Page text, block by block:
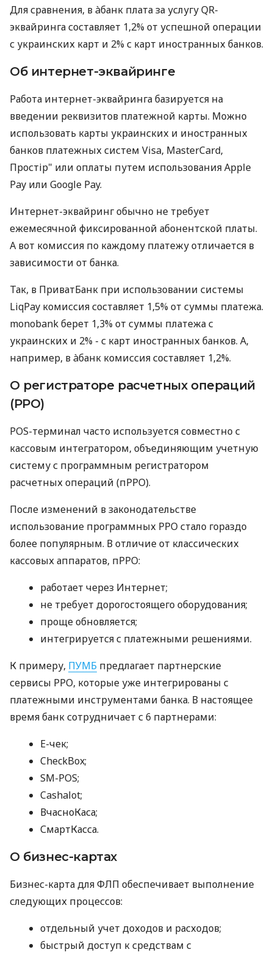
Для сравнения, в àбанк плата за услугу QR-
эквайринга составляет 1,2% от успешной операции
с украинских карт и 2% с карт иностранных банков.
Об интернет-эквайринге
Работа интернет-эквайринга базируется на
введении реквизитов платежной карты. Можно
использовать карты украинских и иностранных
банков платежных систем Visa, MasterCard,
Простір" или оплаты путем использования Apple
Pay или Google Pay.
Интернет-эквайринг обычно не требует
ежемесячной фиксированной абонентской платы.
А вот комиссия по каждому платежу отличается в
зависимости от банка.
Так, в ПриватБанк при использовании системы
LiqPay комиссия составляет 1,5% от суммы платежа.
monobank берет 1,3% от суммы платежа с
украинских и 2% - с карт иностранных банков. А,
например, в àбанк комиссия составляет 1,2%.
О регистраторе расчетных операций
(РРО)
POS-терминал часто используется совместно с
кассовым интегратором, объединяющим учетную
систему с программным регистратором
расчетных операций (пРРО).
После изменений в законодательстве
использование программных РРО стало гораздо
более популярным. В отличие от классических
кассовых аппаратов, пРРО:
работает через Интернет;
не требует дорогостоящего оборудования;
проще обновляется;
интегрируется с платежными решениями.
К примеру, ПУМБ предлагает партнерские
сервисы РРО, которые уже интегрированы с
платежными инструментами банка. В настоящее
время банк сотрудничает с 6 партнерами:
E-чек;
CheckBox;
SM-POS;
Cashalot;
ВчасноКаса;
СмартКасса.
О бизнес-картах
Бизнес-карта для ФЛП обеспечивает выполнение
следующих процессов:
отдельный учет доходов и расходов;
быстрый доступ к средствам с